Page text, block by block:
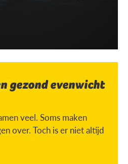
gezond evenwicht
veel. Soms maken
over. Toch is er niet altijd